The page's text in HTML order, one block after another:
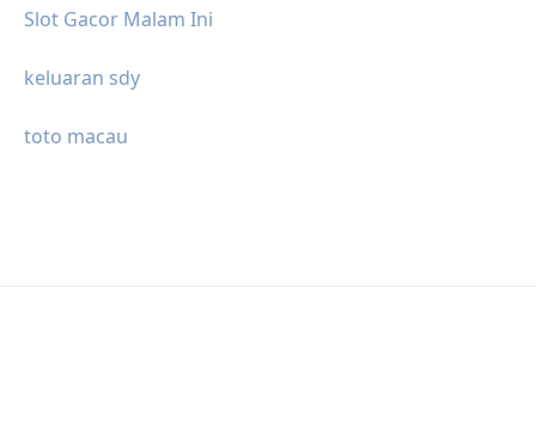
Slot Gacor Malam Ini
keluaran sdy
toto macau